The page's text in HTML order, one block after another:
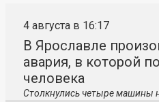
4 августа в 16:17
В Ярославле
авария, в которой
человека
Столкнулись четыре машины